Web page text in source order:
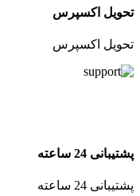
تحویل اکسپرس
تحویل اکسپرس
پشتیبانی 24 ساعته
پشتیبانی 24 ساعته